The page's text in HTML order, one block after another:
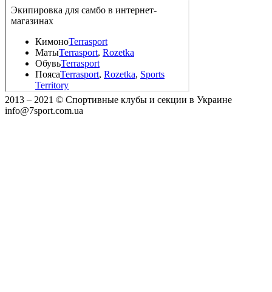
2013 ‒ 2021 © Спортивные клубы и секции в Украине
info@7sport.com.ua